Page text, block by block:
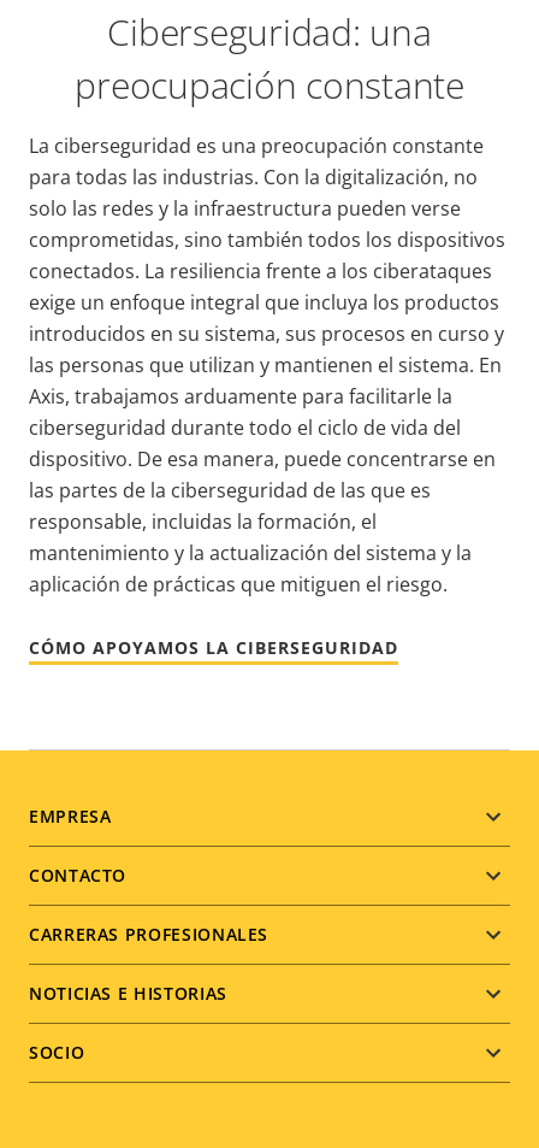
Ciberseguridad: una
preocupación constante
La ciberseguridad es una preocupación constante
para todas las industrias. Con la digitalización, no
solo las redes y la infraestructura pueden verse
comprometidas, sino también todos los dispositivos
conectados. La resiliencia frente a los ciberataques
exige un enfoque integral que incluya los productos
introducidos en su sistema, sus procesos en curso y
las personas que utilizan y mantienen el sistema. En
Axis, trabajamos arduamente para facilitarle la
ciberseguridad durante todo el ciclo de vida del
dispositivo. De esa manera, puede concentrarse en
las partes de la ciberseguridad de las que es
responsable, incluidas la formación, el
mantenimiento y la actualización del sistema y la
aplicación de prácticas que mitiguen el riesgo.
CÓMO APOYAMOS LA CIBERSEGURIDAD
Footer
menu
EMPRESA
CONTACTO
CARRERAS PROFESIONALES
NOTICIAS E HISTORIAS
SOCIO